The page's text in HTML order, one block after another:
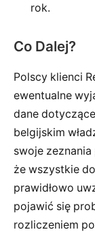
rok.
Co Dalej?
Polscy klienci
ewentualne
dane
belgijskim
swoje
że wszystkie
prawidłowo
pojawić się
rozliczeniem